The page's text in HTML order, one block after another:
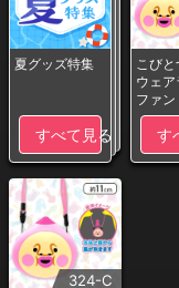
夏グッズ特集
すべて見る
こびと
ウェ
ファン
す
324-C